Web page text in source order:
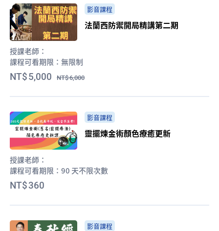
影音課程
法蘭西防禦開局精講第二期
授課老師：
課程可看期限： 無限制
5,000 6,000
影音課程
靈擺煉金術顏色療癒更新
授課老師：
課程可看期限： 90 天不限次數
360
影音課程